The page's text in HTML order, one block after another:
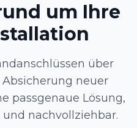
um Ihre
über
neuer
passgenaue Lösung,
nachvollziehbar.